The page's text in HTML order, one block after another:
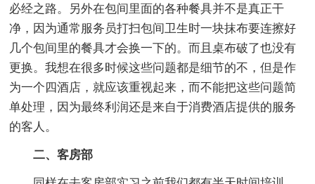
必经之路。另外在包间里面的各种餐具并不是真正干
净，因为通常服务员打扫包间卫生时一块抹布要连擦好
几个包间里的餐具才会换一下的。而且桌布破了也没有
更换。我想在很多时候这些问题都是细节的不，但是作
为一个四酒店，就应该重视起来，而不能把这些问题简
单处理，因为最终利润还是来自于消费酒店提供的服务
的客人。
二、客房部